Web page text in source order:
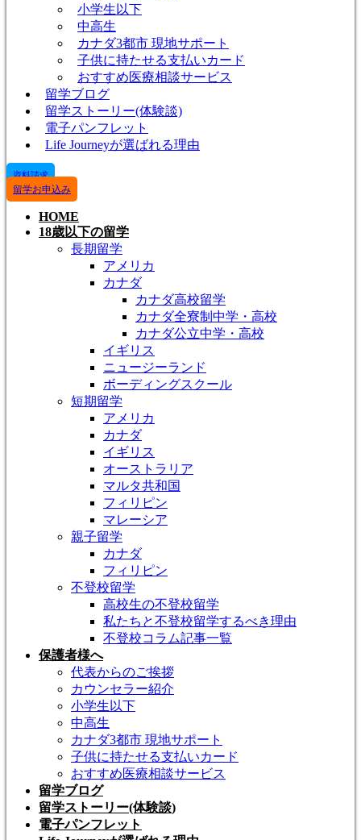
小学生以下
中高生
カナダ3都市 現地サポート
子供に持たせる支払いカード
おすすめ医療相談サービス
留学ブログ
留学ストーリー(体験談)
電子パンフレット
Life Journeyが選ばれる理由
資料請求
留学お申込み
HOME
18歳以下の留学
長期留学
アメリカ
カナダ
カナダ高校留学
カナダ全寮制中学・高校
カナダ公立中学・高校
イギリス
ニュージーランド
ボーディングスクール
短期留学
アメリカ
カナダ
イギリス
オーストラリア
マルタ共和国
フィリピン
マレーシア
親子留学
カナダ
フィリピン
不登校留学
高校生の不登校留学
私たちと不登校留学するべき理由
不登校コラム記事一覧
保護者様へ
代表からのご挨拶
カウンセラー紹介
小学生以下
中高生
カナダ3都市 現地サポート
子供に持たせる支払いカード
おすすめ医療相談サービス
留学ブログ
留学ストーリー(体験談)
電子パンフレット